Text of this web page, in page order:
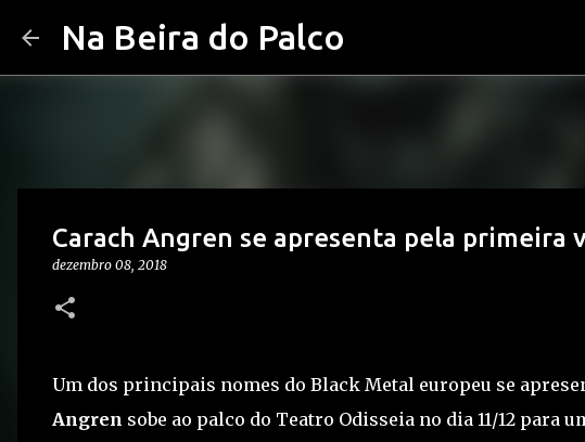
Na Beira do Palco
Carach Angren se apresenta pela primeira
dezembro 08, 2018
Um dos principais nomes do Black Metal europeu se
Angren sobe ao palco do Teatro Odisseia no dia 11/12 para